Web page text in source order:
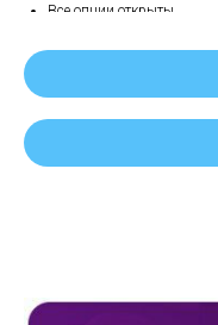
Все опции открыты
Премиум класса